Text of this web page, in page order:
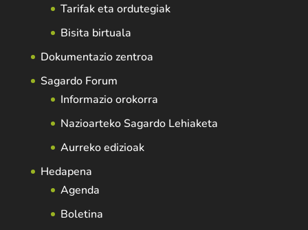
Tarifak eta ordutegiak
Bisita birtuala
Dokumentazio zentroa
Sagardo Forum
Informazio orokorra
Nazioarteko Sagardo Lehiaketa
Aurreko edizioak
Hedapena
Agenda
Boletina